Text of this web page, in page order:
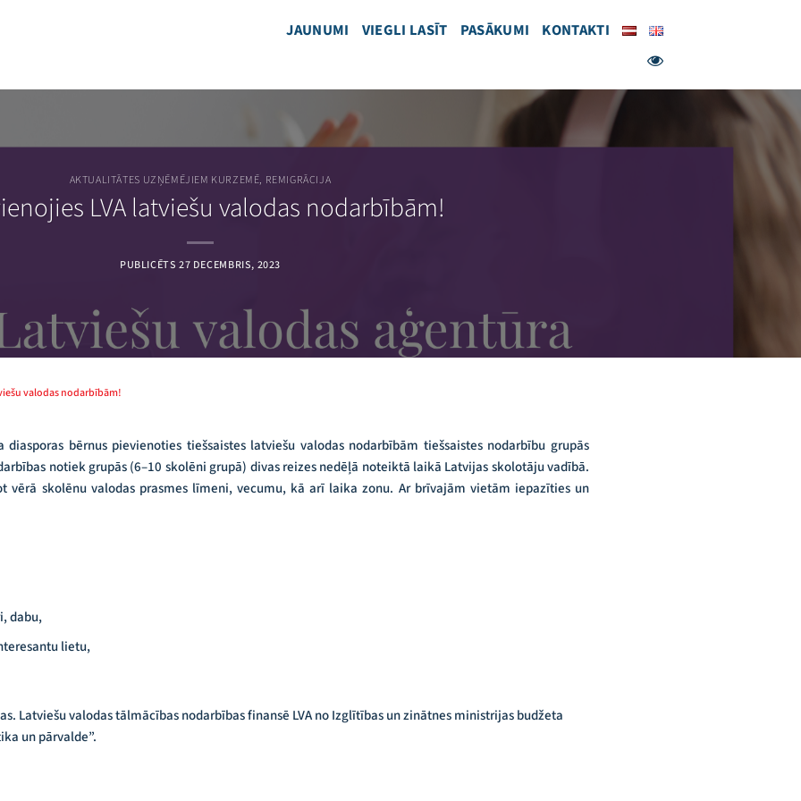
JAUNUMI VIEGLI LASĪT PASĀKUMI KONTAKTI
AKTUALITĀTES UZŅĒMĒJIEM KURZEMĒ, REMIGRĀCIJA
LVA latviešu valodas nodarbībām!
PUBLICĒTS27 DECEMBRIS, 2023
valodas nodarbībām!
diasporas bērnus pievienoties tiešsaistes latviešu valodas nodarbībām tiešsaistes nodarbību grupās
notiek grupās (6–10 skolēni grupā) divas reizes nedēļā noteiktā laikā Latvijas skolotāju vadībā.
vērā skolēnu valodas prasmes līmeni, vecumu, kā arī laika zonu. Ar brīvajām vietām iepazīties un
dabu,
lietu,
Latviešu valodas tālmācības nodarbības finansē LVA no Izglītības un zinātnes ministrijas budžeta
un pārvalde”.